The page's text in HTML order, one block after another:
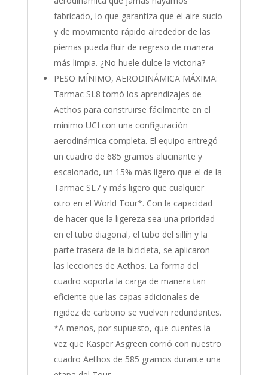
fabricado, lo que garantiza que el aire sucio
y de movimiento rápido alrededor de las
piernas pueda fluir de regreso de manera
más limpia. ¿No huele dulce la victoria?
PESO MÍNIMO, AERODINÁMICA MÁXIMA:
Tarmac SL8 tomó los aprendizajes de
Aethos para construirse fácilmente en el
mínimo UCI con una configuración
aerodinámica completa. El equipo entregó
un cuadro de 685 gramos alucinante y
escalonado, un 15% más ligero que el de la
Tarmac SL7 y más ligero que cualquier
otro en el World Tour*. Con la capacidad
de hacer que la ligereza sea una prioridad
en el tubo diagonal, el tubo del sillín y la
parte trasera de la bicicleta, se aplicaron
las lecciones de Aethos. La forma del
cuadro soporta la carga de manera tan
eficiente que las capas adicionales de
rigidez de carbono se vuelven redundantes.
*A menos, por supuesto, que cuentes la
vez que Kasper Asgreen corrió con nuestro
cuadro Aethos de 585 gramos durante una